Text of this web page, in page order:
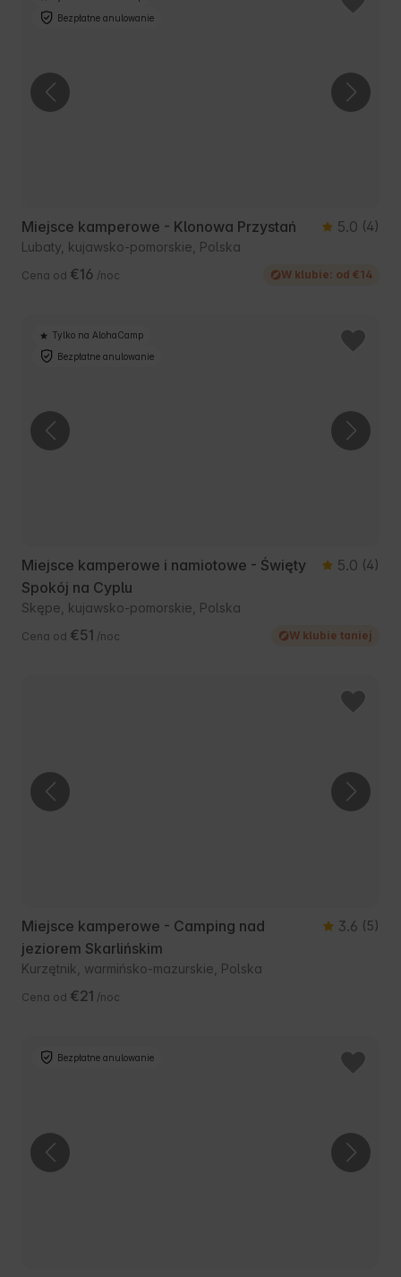
Bezpłatne anulowanie
Miejsce kamperowe - Klonowa Przystań 5.0 (4)
Lubaty, kujawsko-pomorskie, Polska
Cena od €16 /noc W klubie: od €14
Tylko na AlohaCamp
Bezpłatne anulowanie
Miejsce kamperowe i namiotowe - Święty
Spokój na Cyplu
5.0 (4)
Skępe, kujawsko-pomorskie, Polska
Cena od €51 /noc W klubie taniej
Miejsce kamperowe - Camping nad
jeziorem Skarlińskim
3.6 (5)
Kurzętnik, warmińsko-mazurskie, Polska
Cena od €21 /noc
Bezpłatne anulowanie